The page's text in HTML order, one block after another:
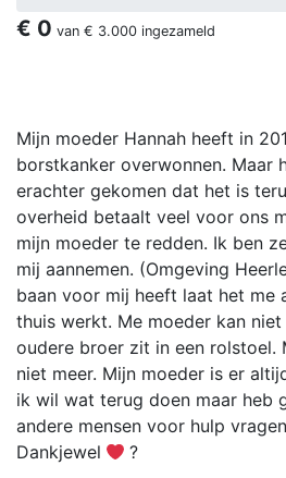
€ 0 van € 3.000 ingezameld
Mijn moeder Hannah heeft in
borstkanker overwonnen. Maar
erachter gekomen dat het is
overheid betaalt veel voor ons
mijn moeder te redden. Ik ben
mij aannemen. (Omgeving
baan voor mij heeft laat het me
thuis werkt. Me moeder kan
oudere broer zit in een rolstoel.
niet meer. Mijn moeder is er
ik wil wat terug doen maar heb
andere mensen voor hulp
Dankjewel
?